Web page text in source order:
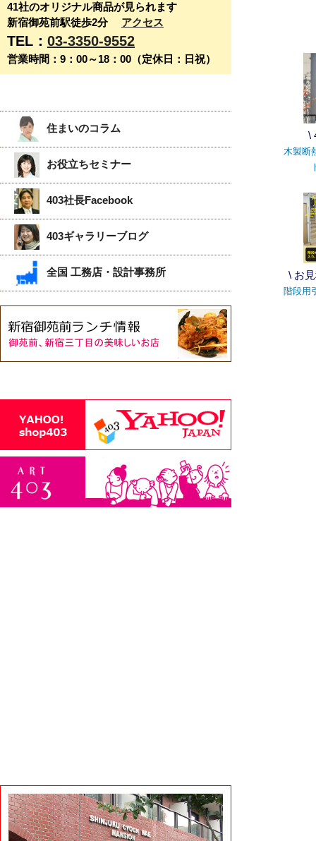
41社のオリジナル商品が見られます
新宿御苑前駅徒歩2分 アクセス
TEL： 03-3350-9552
営業時間：9：00～18：00（定休日：日祝）
住まいのコラム
お役立ちセミナー
403社長Facebook
403ギャラリーブログ
全国 工務店・設計事務所
\
木製断
\ お
階段用